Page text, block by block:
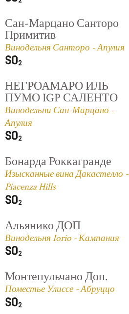
Сан-Марцано Санторо
Примитив
Винодельня Санторо - Апулия
НЕГРОАМАРО ИЛЬ
ПУМО IGP САЛЕНТО
Винодельни Сан-Марцано -
Апулия
Бонарда Роккагранде
Изысканные вина Дакастелло -
Piacenza Hills
Альянико ДОП
Винодельня Iorio - Кампания
Монтепульчано Доп.
Поместье Улиссе - Абруццо